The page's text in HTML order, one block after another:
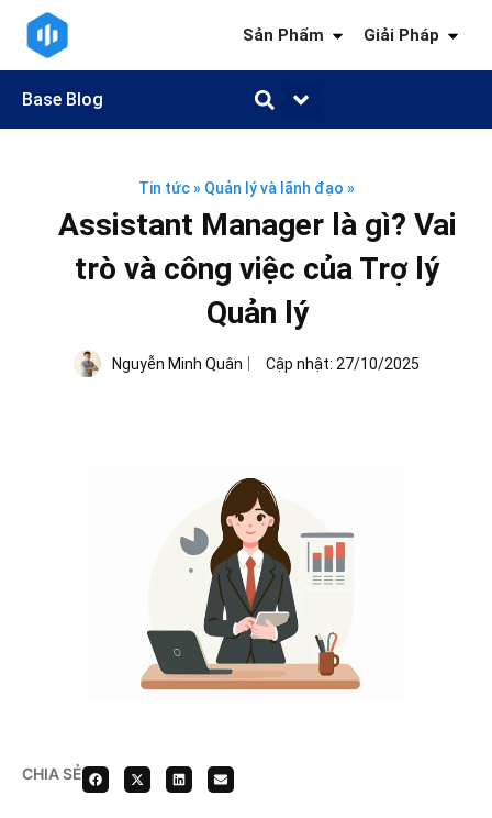
Sản Phẩm Giải Pháp
Base Blog
Tin tức» Quản lý và lãnh đạo »
Assistant Manager là gì? Vai
trò và công việc của Trợ lý
Quản lý
Nguyễn Minh Quân Cập nhật: 27/10/2025
CHIA SẺ